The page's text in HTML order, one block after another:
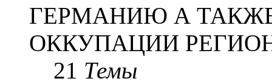
ГЕРМАНИЮ А
ОККУПАЦИИ
21 Темы